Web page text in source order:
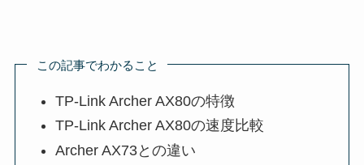
この記事でわかること
TP-Link Archer AX80の特徴
TP-Link Archer AX80の速度比較
Archer AX73との違い